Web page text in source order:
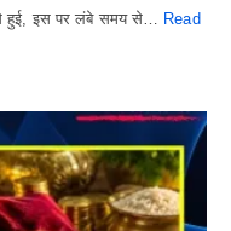
हुई, इस पर लंबे समय से… Read